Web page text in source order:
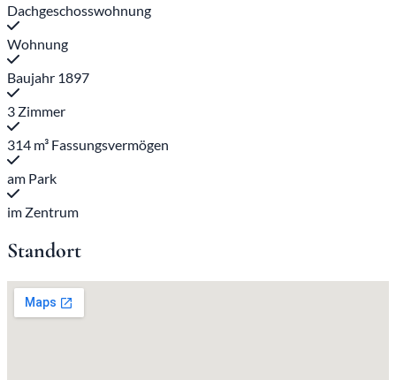
Dachgeschosswohnung
Wohnung
Baujahr 1897
3 Zimmer
314 m³ Fassungsvermögen
am Park
im Zentrum
Standort